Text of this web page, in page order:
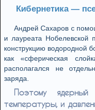
Кибернетика —
Андрей Сахаров с
и лауреата Нобелевской
конструкцию водородной
как «сферическая
располагался не
заряда.
Поэтому
температуры, и